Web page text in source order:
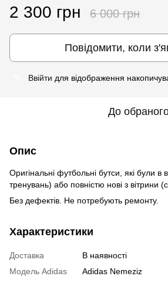
2 300 грн 6 000 грн
Повідомити, коли
Ввійти для відображення
До
Опис
Оригінальні футбольні бутси, які були в
тренувань) або повністю нові з вітрини
Без дефектів. Не потребують ремонту.
Характеристики
Доставка
В наявності
Модель Adidas
Adidas Nemeziz